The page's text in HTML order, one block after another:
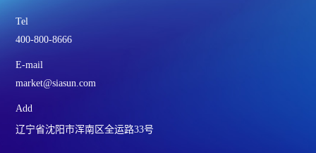
Tel
400-800-8666
E-mail
market@siasun.com
Add
辽宁省沈阳市浑南区全运路33号